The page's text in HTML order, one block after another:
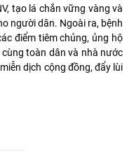
tạo lá chắn vững vàng và
người dân. Ngoài ra, bệnh
điểm tiêm chủng, ủng hộ
toàn dân và nhà nước
dịch cộng đồng, đẩy lùi